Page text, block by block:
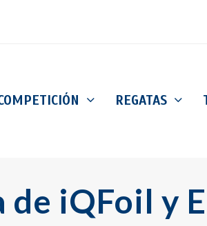
REGATAS
iQFoil y